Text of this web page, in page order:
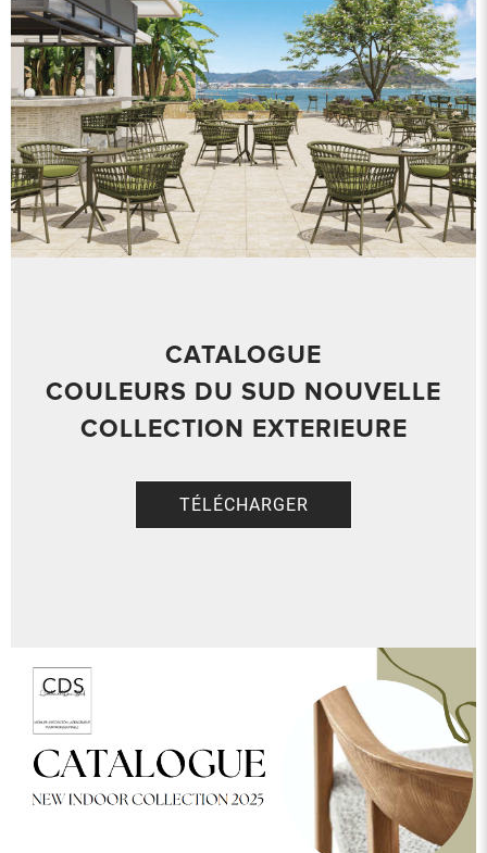
CATALOGUE
COULEURS DU SUD NOUVELLE
COLLECTION EXTERIEURE
TÉLÉCHARGER